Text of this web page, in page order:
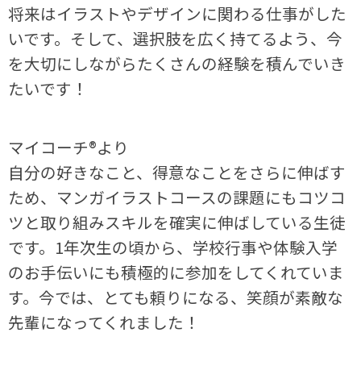
将来はイラストやデザインに関わる仕事がした
いです。そして、選択肢を広く持てるよう、今
を大切にしながらたくさんの経験を積んでいき
たいです！
マイコーチ®より
自分の好きなこと、得意なことをさらに伸ばす
ため、マンガイラストコースの課題にもコツコ
ツと取り組みスキルを確実に伸ばしている生徒
です。1年次生の頃から、学校行事や体験入学
のお手伝いにも積極的に参加をしてくれていま
す。今では、とても頼りになる、笑顔が素敵な
先輩になってくれました！